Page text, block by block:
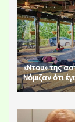
«Ντου» της
Νόμιζαν ότι